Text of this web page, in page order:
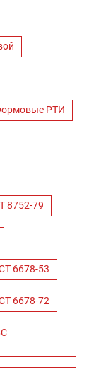
РТИ
8752-79
6678-53
6678-72